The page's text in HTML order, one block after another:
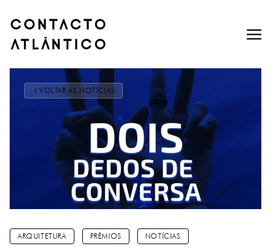
VOLTAR ÀS NOTÍCIAS
ARQUITETURA PRÉMIOS NOTÍCIAS